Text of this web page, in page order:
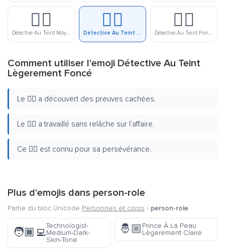
🕵🏽
Détective Au Teint Moyen
🕵🏾
Détective Au Teint Lègerement Foncé
🕵🏿
Détective Au Teint Foncé
Comment utiliser l'emoji Détective Au Teint
Lègerement Foncé
Le 🕵🏾 a découvert des preuves cachées.
Le 🕵🏾 a travaillé sans relâche sur l'affaire.
Ce 🕵🏾 est connu pour sa persévérance.
Plus d'emojis dans person-role
Partie du bloc Unicode Personnes et corps › person-role
🧑🏾‍💻
Technologist-
Medium-Dark-
Skin-Tone
🤴🏼Prince À La Peau
Lègerement Claire